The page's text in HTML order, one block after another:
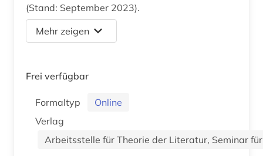
(Stand: September 2023).
Mehr zeigen
Frei verfügbar
Formaltyp
Online
Verlag
Arbeitsstelle für Theorie der Literatur, Seminar